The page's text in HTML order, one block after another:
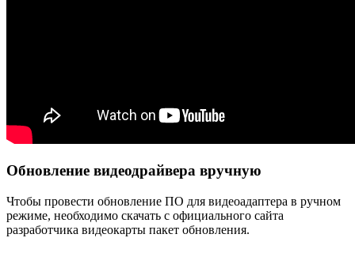
Обновление видеодрайвера вручную
Чтобы провести обновление ПО для видеоадаптера в ручном
режиме, необходимо скачать с официального сайта
разработчика видеокарты пакет обновления.